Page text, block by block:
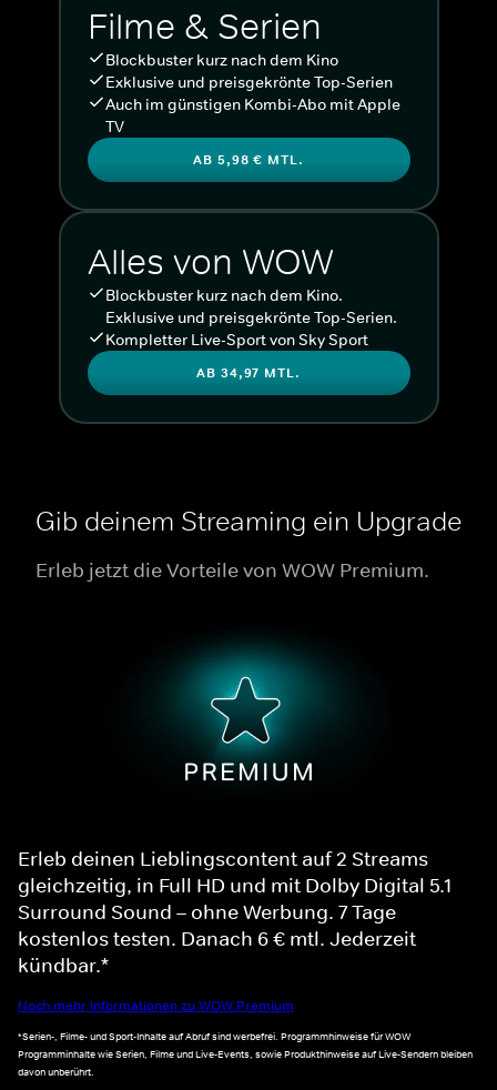
Filme & Serien
Blockbuster kurz nach dem Kino
Exklusive und preisgekrönte Top-Serien
Auch im günstigen Kombi-Abo mit Apple
TV
AB 5,98 € MTL.
Alles von WOW
Blockbuster kurz nach dem Kino.
Exklusive und preisgekrönte Top-Serien.
Kompletter Live-Sport von Sky Sport
AB 34,97 MTL.
Gib deinem Streaming ein Upgrade
Erleb jetzt die Vorteile von WOW Premium.
Erleb deinen Lieblingscontent auf 2 Streams
gleichzeitig, in Full HD und mit Dolby Digital 5.1
Surround Sound – ohne Werbung. 7 Tage
kostenlos testen. Danach 6 € mtl. Jederzeit
kündbar.*
Noch mehr Informationen zu WOW Premium
*Serien-, Filme- und Sport-Inhalte auf Abruf sind werbefrei. Programmhinweise für WOW
Programminhalte wie Serien, Filme und Live-Events, sowie Produkthinweise auf Live-Sendern bleiben
davon unberührt.